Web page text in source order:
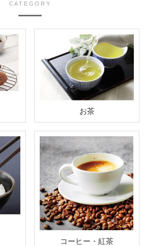
CATEGORY
お茶
コーヒー・紅茶